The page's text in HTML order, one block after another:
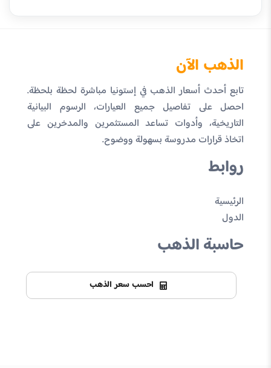
الذهب الآن
تابع أحدث أسعار الذهب في إستونيا مباشرة لحظة بلحظة.
احصل على تفاصيل جميع العيارات، الرسوم البيانية
التاريخية، وأدوات تساعد المستثمرين والمدخرين على
اتخاذ قرارات مدروسة بسهولة ووضوح.
روابط
الرئيسية
الدول
حاسبة الذهب
احسب سعر الذهب